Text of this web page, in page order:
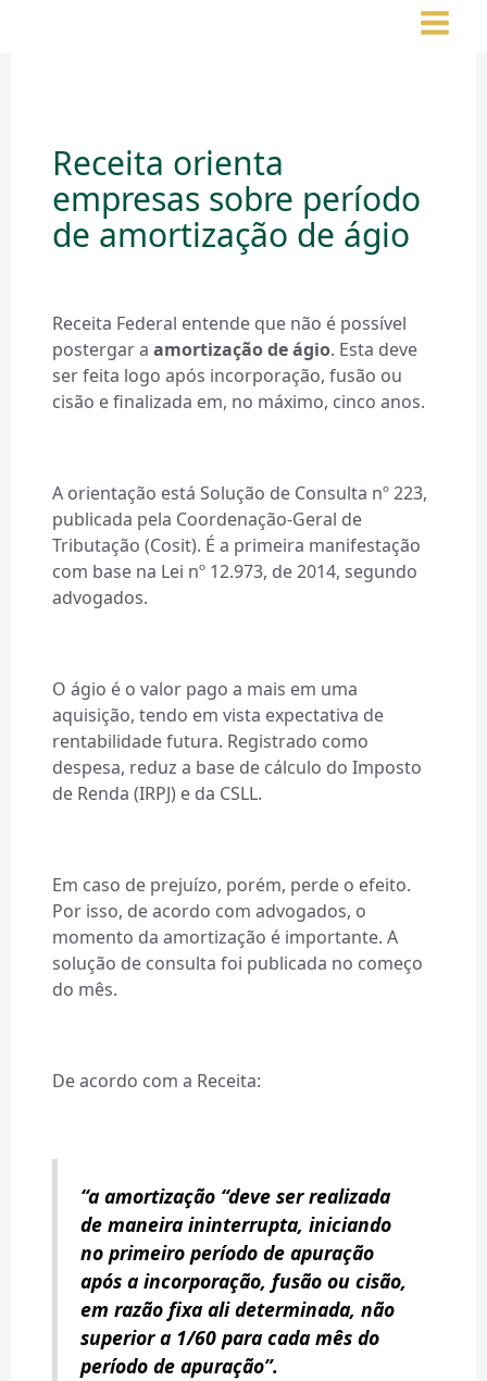
Receita orienta
empresas sobre período
de amortização de ágio
Receita Federal entende que não é possível
postergar a amortização de ágio. Esta deve
ser feita logo após incorporação, fusão ou
cisão e finalizada em, no máximo, cinco anos.
A orientação está Solução de Consulta nº 223,
publicada pela Coordenação-Geral de
Tributação (Cosit). É a primeira manifestação
com base na Lei nº 12.973, de 2014, segundo
advogados.
O ágio é o valor pago a mais em uma
aquisição, tendo em vista expectativa de
rentabilidade futura. Registrado como
despesa, reduz a base de cálculo do Imposto
de Renda (IRPJ) e da CSLL.
Em caso de prejuízo, porém, perde o efeito.
Por isso, de acordo com advogados, o
momento da amortização é importante. A
solução de consulta foi publicada no começo
do mês.
De acordo com a Receita:
“a amortização “deve ser realizada
de maneira ininterrupta, iniciando
no primeiro período de apuração
após a incorporação, fusão ou cisão,
em razão fixa ali determinada, não
superior a 1/60 para cada mês do
período de apuração”.